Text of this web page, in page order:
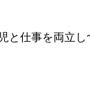
と仕事を両立し